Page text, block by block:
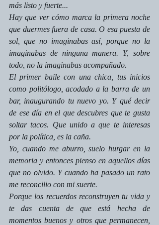
más listo y fuerte...
Hay que ver cómo marca la primera noche
que duermes fuera de casa. O esa puesta de
sol, que no imaginabas así, porque no la
imaginabas de ninguna manera. Y, sobre
todo, no la imaginabas acompañado.
El primer baile con una chica, tus inicios
como politólogo, acodado a la barra de un
bar, inaugurando tu nuevo yo. Y qué decir
de ese día en el que descubres que te gusta
soltar tacos. Que unido a que te interesas
por la política, es la caña.
Yo, cuando me aburro, suelo hurgar en la
memoria y entonces pienso en aquellos días
que no olvido. Y cuando ha pasado un rato
me reconcilio con mi suerte.
Porque los recuerdos reconstruyen tu vida y
te das cuenta de que está hecha de
momentos buenos y otros que permanecen,